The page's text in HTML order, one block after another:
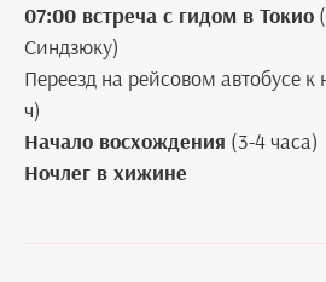
07:00 встреча с гидом в Токио
Синдзюку)
Переезд на рейсовом автобусе к
ч)
Начало восхождения (3-4 часа)
Ночлег в хижине